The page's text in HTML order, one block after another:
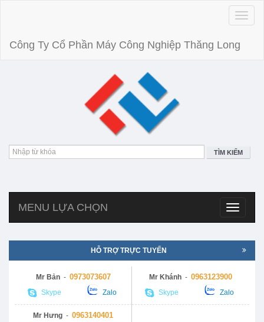
Toggle
Công Ty Cổ Phần Máy Công Nghiệp Thăng Long
TÌM KIẾM
Toggle
MENU LỰA CHỌN
HỖ TRỢ TRỰC TUYẾN
Mr Bản- 0973073607
Skype Zalo
Mr Khánh - 0963123900
Skype Zalo
Mr Hưng - 0963140401